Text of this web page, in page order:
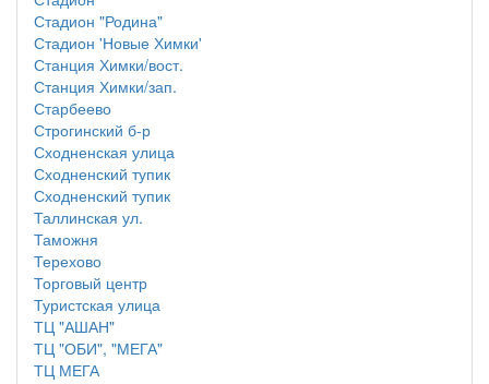
Стадион "Родина"
Стадион 'Новые Химки'
Станция Химки/вост.
Станция Химки/зап.
Старбеево
Строгинский б-р
Сходненская улица
Сходненский тупик
Сходненский тупик
Таллинская ул.
Таможня
Терехово
Торговый центр
Туристская улица
ТЦ "АШАН"
ТЦ "ОБИ", "МЕГА"
ТЦ МЕГА